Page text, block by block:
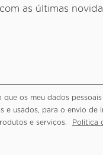
as últimas
que os meu dados
e usados, para o envio de
e serviços.
Política